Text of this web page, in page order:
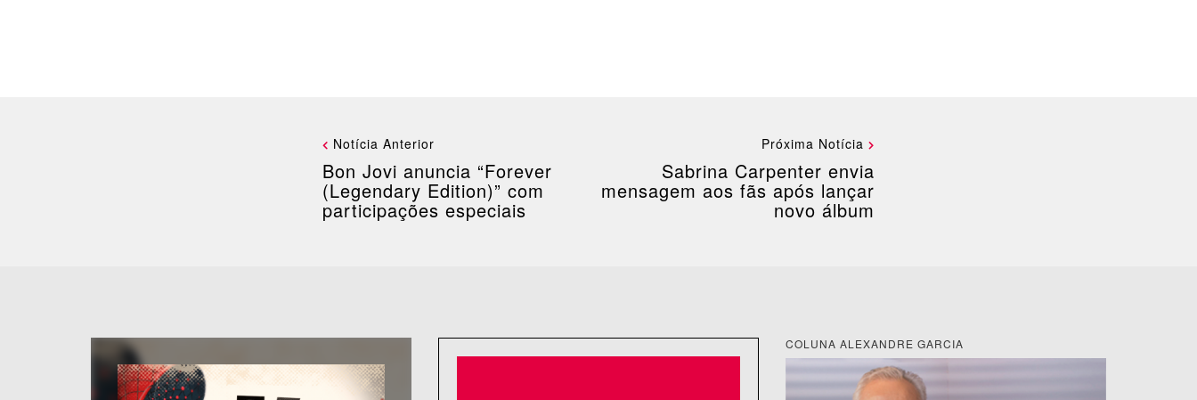
Notícia Anterior
Bon Jovi anuncia “Forever
(Legendary Edition)” com
participações especiais
Próxima Notícia
Sabrina Carpenter envia
mensagem aos fãs após lançar
novo álbum
COLUNA ALEXANDRE GARCIA